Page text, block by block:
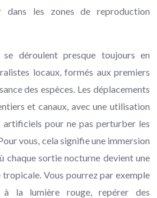
dans les zones de reproduction
déroulent presque toujours en
locaux, formés aux premiers
des espèces. Les déplacements
et canaux, avec une utilisation
artificiels pour ne pas perturber les
vous, cela signifie une immersion
chaque sortie nocturne devient une
Vous pourrez par exemple
à la lumière rouge, repérer des